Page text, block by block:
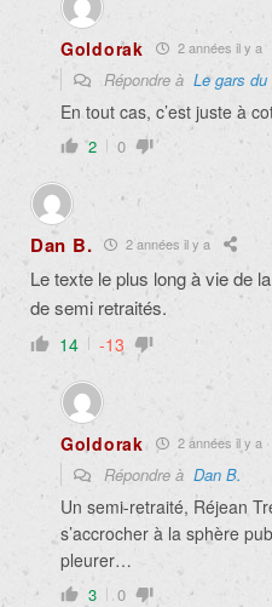
Goldorak 2 années il y a
Répondre à Le gars du
En tout cas, c’est juste à
2 0
Dan B. 2 années il y a
Le texte le plus long à vie de
de semi retraités.
14 -13
Goldorak 2 années il y a
Répondre à Dan B.
Un semi-retraité, Réjean
s’accrocher à la sphère
pleurer…
3 0